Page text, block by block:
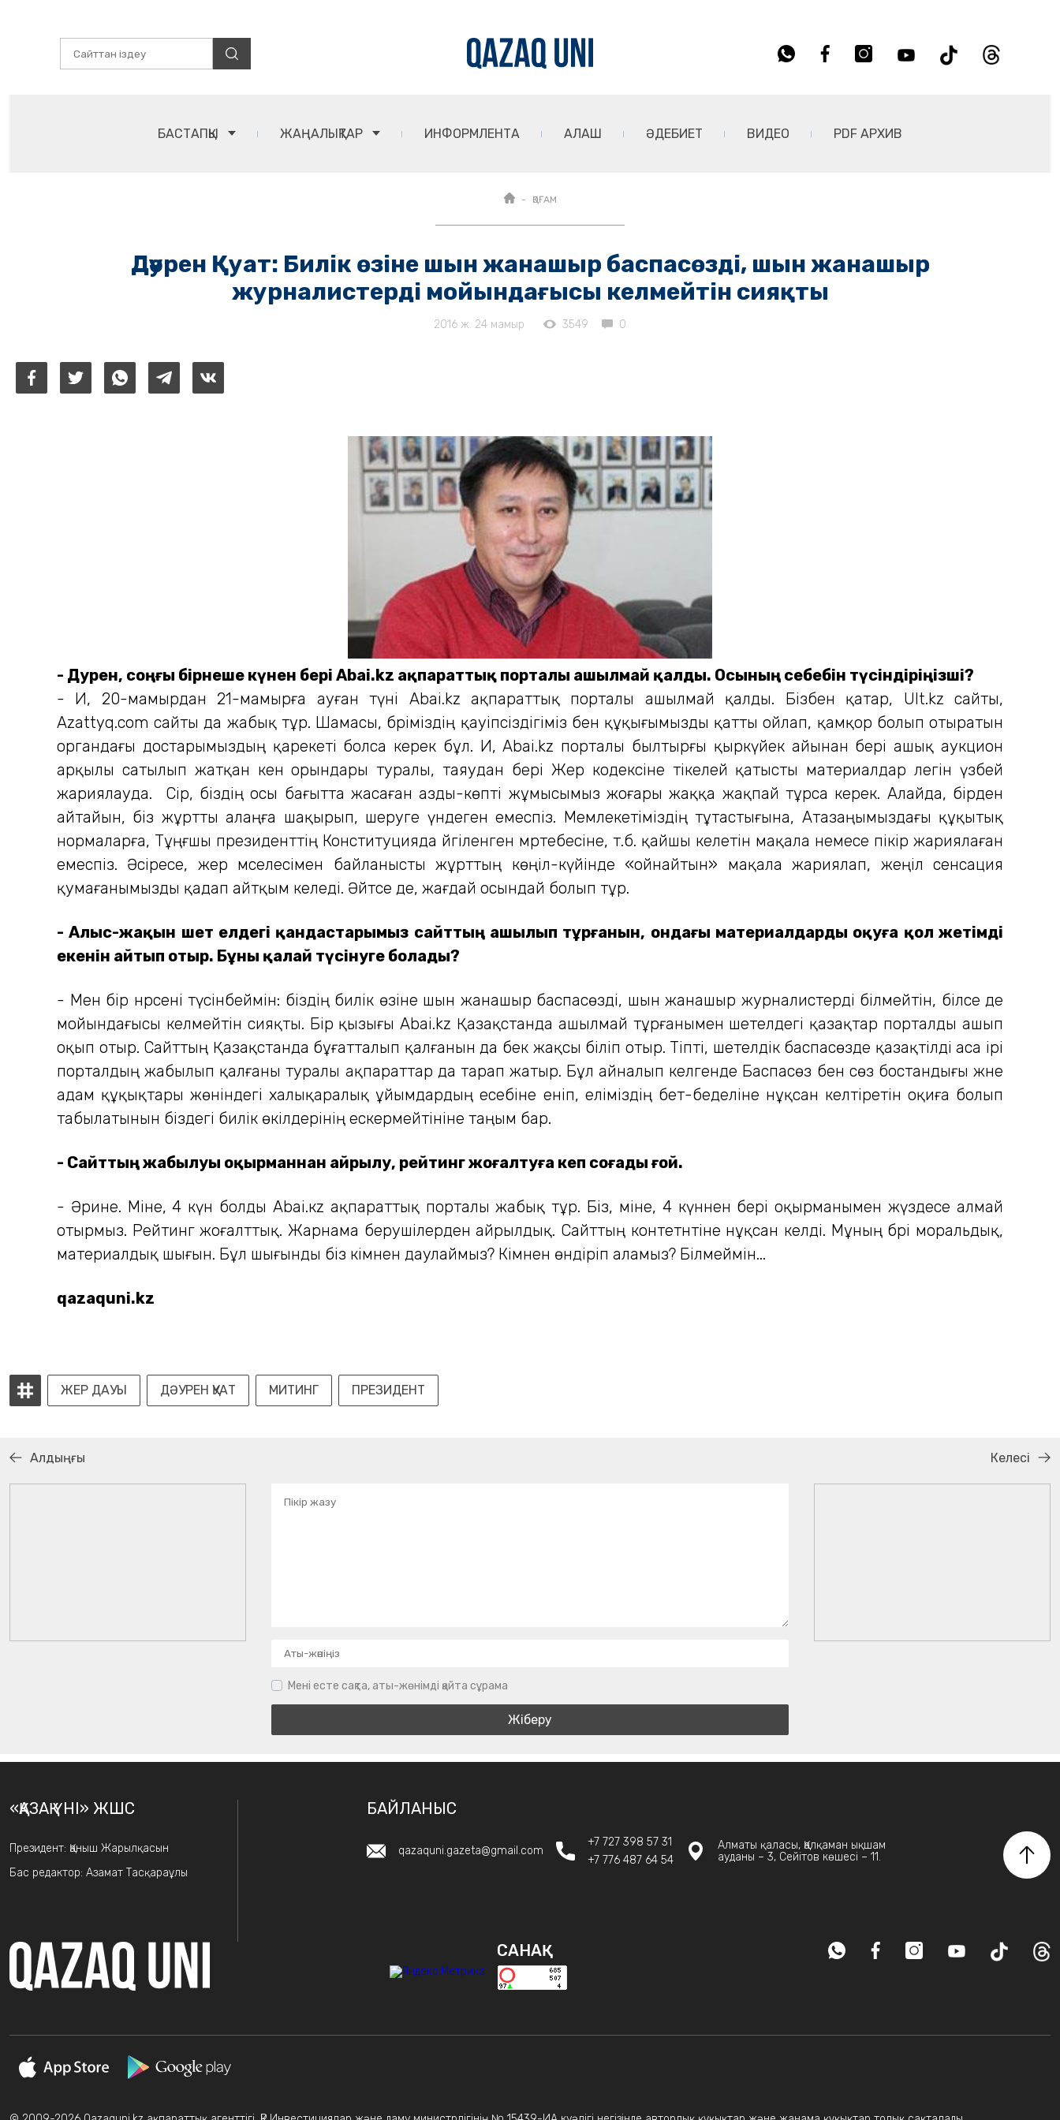
БАСТАПҚЫ ЖАҢАЛЫҚТАР ИНФОРМЛЕНТА АЛАШ ӘДЕБИЕТ ВИДЕО PDF АРХИВ
ҚОҒАМ
Дәурен Қуат: Билік өзіне шын жанашыр баспасөзді, шын жанашыр
журналистерді мойындағысы келмейтін сияқты
2016 ж. 24 мамыр 3549 0
- Дәурен, соңғы бірнеше күнен бері Abai.kz ақпараттық порталы ашылмай қалды. Осының себебін түсіндіріңізші?
- Иә, 20-мамырдан 21-мамырға ауған түні Abai.kz ақпараттық порталы ашылмай қалды. Бізбен қатар, Ult.kz сайты,
Azattyq.com сайты да жабық тұр. Шамасы, бәріміздің қауіпсіздігіміз бен құқығымызды қатты ойлап, қамқор болып отыратын
органдағы достарымыздың қарекеті болса керек бұл. Иә, Abai.kz порталы былтырғы қыркүйек айынан бері ашық аукцион
арқылы сатылып жатқан кен орындары туралы, таяудан бері Жер кодексіне тікелей қатысты материалдар легін үзбей
жариялауда. Сірә, біздің осы бағытта жасаған азды-көпті жұмысымыз жоғары жаққа жақпай тұрса керек. Алайда, бірден
айтайын, біз жұртты алаңға шақырып, шеруге үндеген емеспіз. Мемлекетіміздің тұтастығына, Атазаңымыздағы құқытық
нормаларға, Тұңғшы президенттің Конституцияда әйгіленген мәртебесіне, т.б. қайшы келетін мақала немесе пікір жариялаған
емеспіз. Әсіресе, жер мәселесімен байланысты жұрттың көңіл-күйінде «ойнайтын» мақала жариялап, жеңіл сенсация
қумағанымызды қадап айтқым келеді. Әйтсе де, жағдай осындай болып тұр.
- Алыс-жақын шет елдегі қандастарымыз сайттың ашылып тұрғанын, ондағы материалдарды оқуға қол жетімді
екенін айтып отыр. Бұны қалай түсінуге болады?
- Мен бір нәрсені түсінбеймін: біздің билік өзіне шын жанашыр баспасөзді, шын жанашыр журналистерді білмейтін, білсе де
мойындағысы келмейтін сияқты. Бір қызығы Abai.kz Қазақстанда ашылмай тұрғанымен шетелдегі қазақтар порталды ашып
оқып отыр. Сайттың Қазақстанда бұғатталып қалғанын да бек жақсы біліп отыр. Тіпті, шетелдік баспасөзде қазақтілді аса ірі
порталдың жабылып қалғаны туралы ақпараттар да тарап жатыр. Бұл айналып келгенде Баспасөз бен сөз бостандығы және
адам құқықтары жөніндегі халықаралық ұйымдардың есебіне еніп, еліміздің бет-беделіне нұқсан келтіретін оқиға болып
табылатынын біздегі билік өкілдерінің ескермейтініне таңым бар.
- Сайттың жабылуы оқырманнан айрылу, рейтинг жоғалтуға әкеп соғады ғой.
- Әрине. Міне, 4 күн болды Abai.кz ақпараттық порталы жабық тұр. Біз, міне, 4 күннен бері оқырманымен жүздесе алмай
отырмыз. Рейтинг жоғалттық. Жарнама берушілерден айрылдық. Сайттың контетнтіне нұқсан келді. Мұның бәрі моральдық,
материалдық шығын. Бұл шығынды біз кімнен даулаймыз? Кімнен өндіріп аламыз? Білмеймін...
qazaquni.kz
ЖЕР ДАУЫ ДӘУРЕН ҚУАТ МИТИНГ ПРЕЗИДЕНТ
Алдыңғы Келесі
Мені есте сақта, аты-жөнімді қайта сұрама
«ҚАЗАҚ ҮНІ» ЖШС
Президент: Қаныш Жарылқасын
Бас редактор: Азамат Тасқараұлы
БАЙЛАНЫС
qazaquni.gazeta@gmail.com
+7 727 398 57 31
+7 776 487 64 54
Алматы қаласы, Қалқаман ықшам
ауданы – 3, Сейітов көшесі – 11.
САНАҚ